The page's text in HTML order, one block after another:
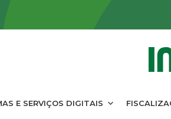
E SERVIÇOS DIGITAIS